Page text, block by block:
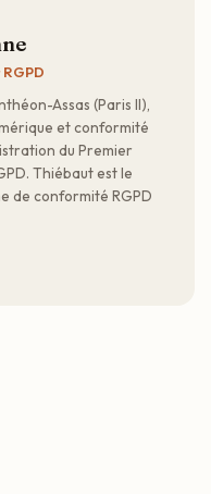
Assas (Paris II),
et conformité
du Premier
Thiébaut est le
de conformité RGPD